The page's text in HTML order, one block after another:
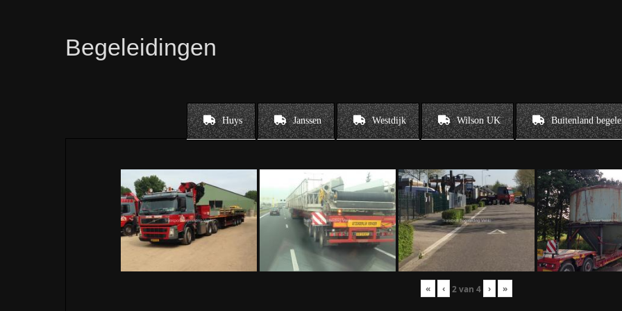
Begeleidingen
Huys Janssen Westdijk Wilson UK Buitenland
« ‹ 2van 4 › »